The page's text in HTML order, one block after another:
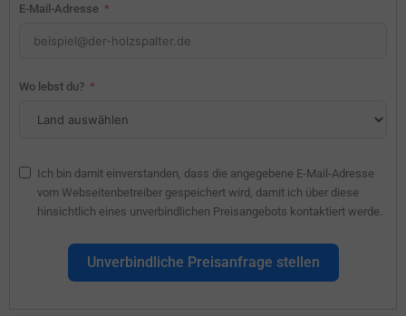
E-Mail-Adresse
Wo lebst du?
Ich bin damit einverstanden, dass die angegebene E-Mail-Adresse
vom Webseitenbetreiber gespeichert wird, damit ich über diese
hinsichtlich eines unverbindlichen Preisangebots kontaktiert werde.
Unverbindliche Preisanfrage stellen